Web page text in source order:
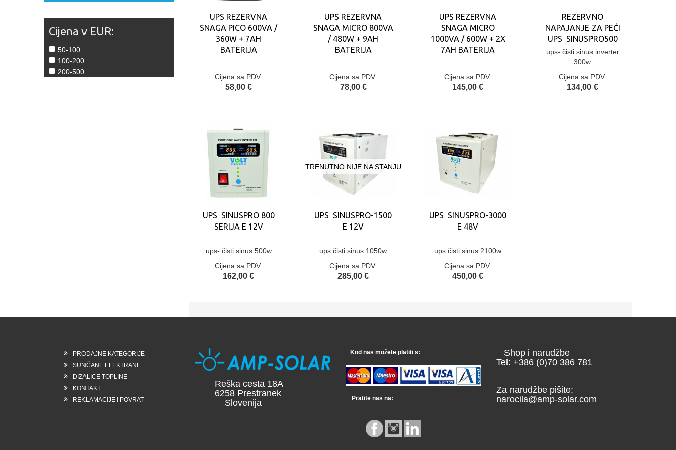
Cijena v EUR:
50-100
100-200
200-500
UPS REZERVNA
SNAGA PICO 600VA /
360W + 7AH
BATERIJA
Cijena sa PDV:
58,00 €
UPS REZERVNA
SNAGA MICRO 800VA
/ 480W + 9AH
BATERIJA
Cijena sa PDV:
78,00 €
UPS REZERVNA
SNAGA MICRO
1000VA / 600W + 2X
7AH BATERIJA
Cijena sa PDV:
145,00 €
REZERVNO
NAPAJANJE ZA PEĆI
UPS SINUSPRO500
ups- čisti sinus inverter
300w
Cijena sa PDV:
134,00 €
UPS SINUSPRO 800
SERIJA E 12V
ups- čisti sinus 500w
Cijena sa PDV:
162,00 €
TRENUTNO NIJE NA STANJU
UPS SINUSPRO-1500
E 12V
ups čisti sinus 1050w
Cijena sa PDV:
285,00 €
UPS SINUSPRO-3000
E 48V
ups čisti sinus 2100w
Cijena sa PDV:
450,00 €
PRODAJNE KATEGORIJE
SUNČANE ELEKTRANE
DIZALICE TOPLINE
KONTAKT
REKLAMACIJE I POVRAT
Reška cesta 18A
6258 Prestranek
Slovenija
Kod nas možete platiti s:
Pratite nas na:
Shop i narudžbe
Tel: +386 (0)70 386 781
Za narudžbe pišite:
narocila@amp-solar.com